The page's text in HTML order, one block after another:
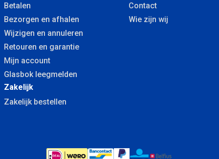
Betalen
Bezorgen en afhalen
Wijzigen en annuleren
Retouren en garantie
Mijn account
Glasbok leegmelden
Contact
Wie zijn wij
Zakelijk
Zakelijk bestellen